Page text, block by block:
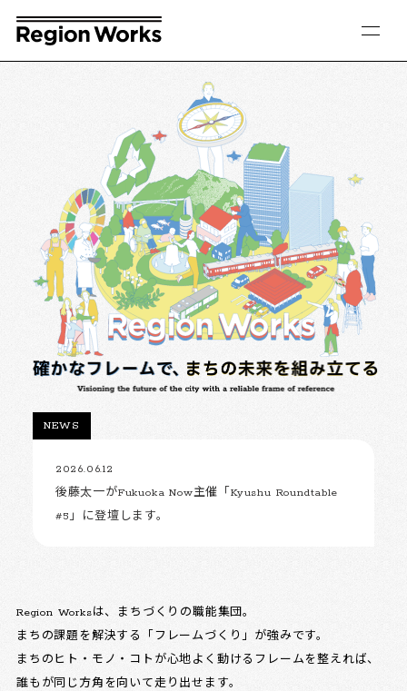
NEWS
2026.06.12
後藤太一がFukuoka Now主催「Kyushu Roundtable
#5」に登壇します。
Region Worksは、まちづくりの職能集団。
まちの課題を解決する「フレームづくり」が強みです。
まちのヒト・モノ・コトが心地よく動けるフレームを整えれば、
誰もが同じ方角を向いて走り出せます。